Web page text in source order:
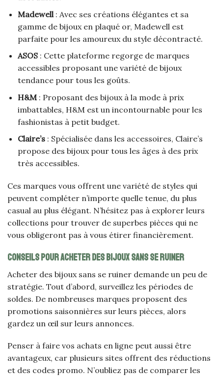
Madewell: Avec ses créations élégantes et sa
gamme de bijoux en plaqué or, Madewell est
parfaite pour les amoureux du style décontracté.
ASOS: Cette plateforme regorge de marques
accessibles proposant une variété de bijoux
tendance pour tous les goûts.
H&M: Proposant des bijoux à la mode à prix
imbattables, H&M est un incontournable pour les
fashionistas à petit budget.
Claire’s: Spécialisée dans les accessoires, Claire’s
propose des bijoux pour tous les âges à des prix
très accessibles.
Ces marques vous offrent une variété de styles qui
peuvent compléter n’importe quelle tenue, du plus
casual au plus élégant. N’hésitez pas à explorer leurs
collections pour trouver de superbes pièces qui ne
vous obligeront pas à vous étirer financièrement.
Conseils pour acheter des bijoux sans se ruiner
Acheter des bijoux sans se ruiner demande un peu de
stratégie. Tout d’abord, surveillez les périodes de
soldes. De nombreuses marques proposent des
promotions saisonnières sur leurs pièces, alors
gardez un œil sur leurs annonces.
Penser à faire vos achats en ligne peut aussi être
avantageux, car plusieurs sites offrent des réductions
et des codes promo. N’oubliez pas de comparer les